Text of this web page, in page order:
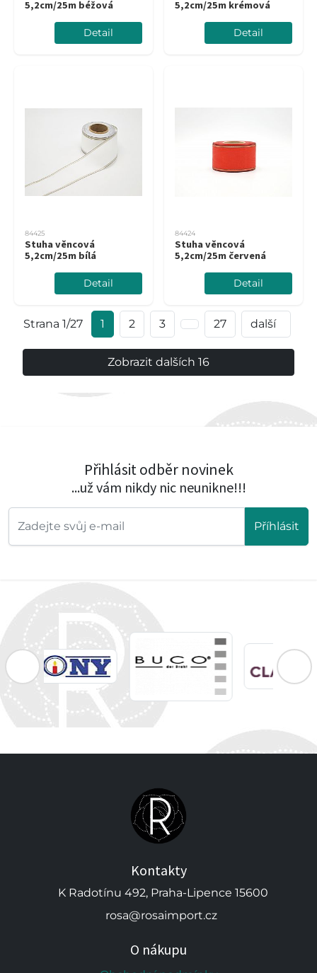
5,2cm/25m béžová
Detail
5,2cm/25m krémová
Detail
84425
Stuha věncová
5,2cm/25m bílá
Detail
84424
Stuha věncová
5,2cm/25m červená
Detail
Strana 1/27 1 2 3 27 další
Zobrazit dalších 16
Přihlásit odběr novinek
...už vám nikdy nic neunikne!!!
Příhlásit
Kontakty
K Radotínu 492, Praha-Lipence 15600
rosa@rosaimport.cz
O nákupu